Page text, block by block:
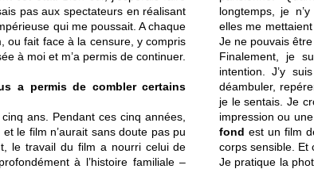
pas aux spectateurs en réalisant
qui me poussait. A chaque
ou fait face à la censure, y compris
à moi et m’a permis de continuer.
a permis de combler certains
ans. Pendant ces cinq années,
le film n’aurait sans doute pas pu
le travail du film a nourri celui de
à l’histoire familiale –
longtemps, je
elles me
Je ne pouvais
Finalement, je
intention. J’y
déambuler,
je le sentais. Je
impression ou
fond est un film
corps sensible. Et
Je pratique la